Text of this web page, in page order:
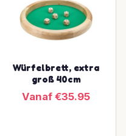
Würfelbrett, extra
groß 40cm
Vanaf €35.95